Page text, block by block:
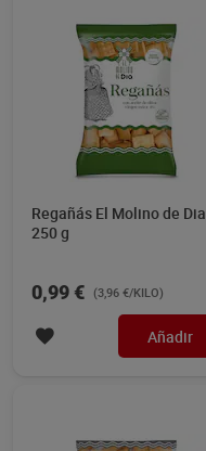
Regañás El Molino de Dia
250 g
0,99 € (3,96 €/KILO)
Añadir